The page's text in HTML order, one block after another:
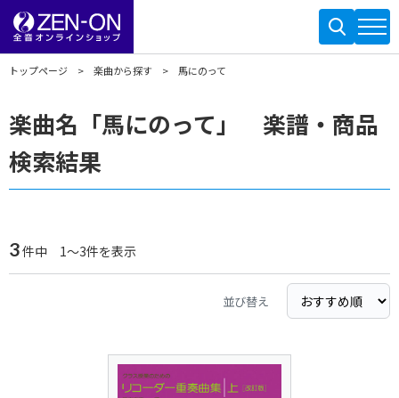
トップページ 楽曲から探す 馬にのって
楽曲名「馬にのって」 楽譜・商品
検索結果
3件中 1～3件を表示
並び替え